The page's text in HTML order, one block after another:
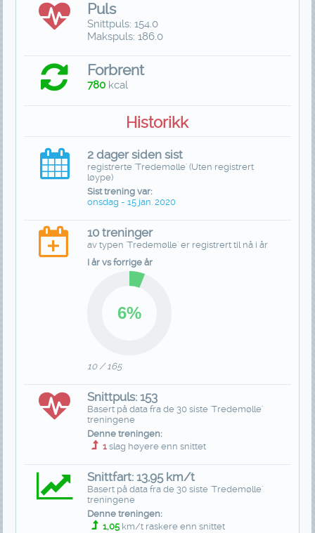
Puls
Snittpuls: 154.0
Makspuls: 186.0
Forbrent
780 kcal
Historikk
2 dager siden sist
registrerte 'Tredemølle' (Uten registrert
løype)
Sist trening var:
onsdag - 15 jan. 2020
10 treninger
av typen 'Tredemølle' er registrert til nå i år
I år vs forrige år
10 / 165
Snittpuls: 153
Basert på data fra de 30 siste 'Tredemølle'
treningene
Denne treningen:
1 slag høyere enn snittet
Snittfart: 13,95 km/t
Basert på data fra de 30 siste 'Tredemølle'
treningene
Denne treningen:
1,05km/t raskere enn snittet